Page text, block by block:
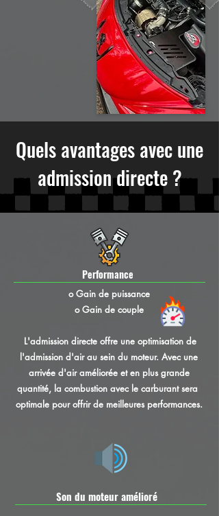
Quels avantages avec une
admission directe ?
Performance
o Gain de puissance
o Gain de couple
L'admission directe offre une optimisation de
l'admission d'air au sein du moteur. Avec une
arrivée d'air améliorée et en plus grande
quantité, la combustion avec le carburant sera
optimale pour offrir de meilleures performances.
Son du moteur amélioré